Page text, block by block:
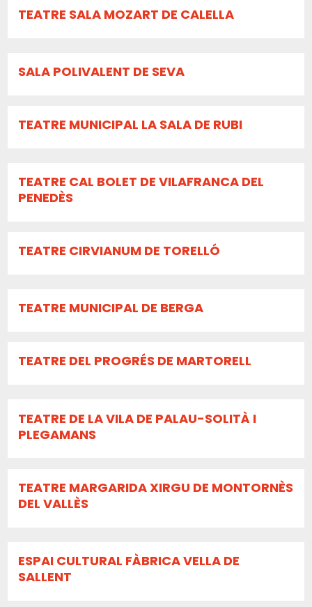
TEATRE SALA MOZART DE CALELLA
SALA POLIVALENT DE SEVA
TEATRE MUNICIPAL LA SALA DE RUBI
TEATRE CAL BOLET DE VILAFRANCA DEL
PENEDÈS
TEATRE CIRVIANUM DE TORELLÓ
TEATRE MUNICIPAL DE BERGA
TEATRE DEL PROGRÉS DE MARTORELL
TEATRE DE LA VILA DE PALAU-SOLITÀ I
PLEGAMANS
TEATRE MARGARIDA XIRGU DE MONTORNÈS
DEL VALLÈS
ESPAI CULTURAL FÀBRICA VELLA DE
SALLENT